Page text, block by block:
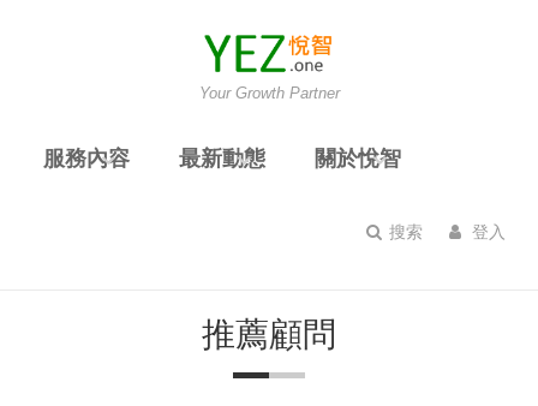
Your Growth Partner
服務內容 最新動態 關於悅智
搜索 登入
推薦顧問